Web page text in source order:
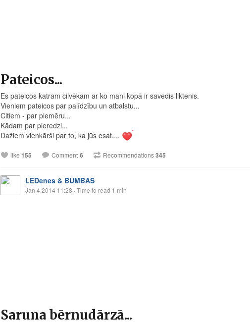
Pateicos...
Es pateicos katram cilvēkam ar ko mani kopā ir savedis liktenis.
Vieniem pateicos par palīdzību un atbalstu...
Citiem - par piemēru...
Kādam par pieredzi...
Dažiem vienkārši par to, ka jūs esat....
like 155 Comment 6 Recommendations345
LEDenes & BUMBAS
Jan 4 2014 11:28 · Time to read 1 min
Saruna bērnudārzā...